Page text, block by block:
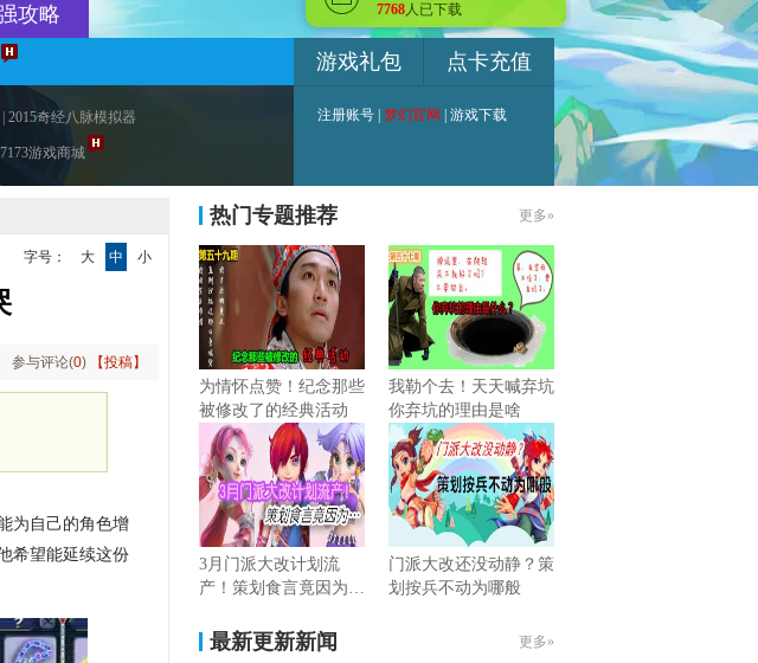
7768人已下载
攻略
2015奇经八脉模拟器
游戏商城
游戏礼包 点卡充值
注册账号 梦幻官网 游戏下载
字号： 大 中 小
参与评论(0) 【投稿】
为自己的角色增
希望能延续这份
热门专题推荐 更多»
为情怀点赞！纪念那些
被修改了的经典活动
我勒个去！天天喊弃坑
你弃坑的理由是啥
3月门派大改计划流
产！策划食言竟因为…
门派大改还没动静？策
划按兵不动为哪般
最新更新新闻 更多»